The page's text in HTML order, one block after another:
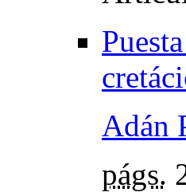
Adán
págs.